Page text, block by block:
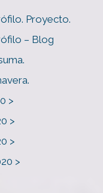
Proyecto.
– Blog
>
>
>
>